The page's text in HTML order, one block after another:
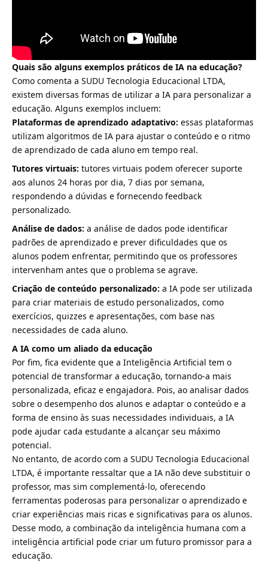
Quais são alguns exemplos práticos de IA na educação?
Como comenta a SUDU Tecnologia Educacional LTDA,
existem diversas formas de utilizar a IA para personalizar a
educação. Alguns exemplos incluem:
Plataformas de aprendizado adaptativo: essas plataformas
utilizam algoritmos de IA para ajustar o conteúdo e o ritmo
de aprendizado de cada aluno em tempo real.
Tutores virtuais: tutores virtuais podem oferecer suporte
aos alunos 24 horas por dia, 7 dias por semana,
respondendo a dúvidas e fornecendo feedback
personalizado.
Análise de dados: a análise de dados pode identificar
padrões de aprendizado e prever dificuldades que os
alunos podem enfrentar, permitindo que os professores
intervenham antes que o problema se agrave.
Criação de conteúdo personalizado: a IA pode ser utilizada
para criar materiais de estudo personalizados, como
exercícios, quizzes e apresentações, com base nas
necessidades de cada aluno.
A IA como um aliado da educação
Por fim, fica evidente que a Inteligência Artificial tem o
potencial de transformar a educação, tornando-a mais
personalizada, eficaz e engajadora. Pois, ao analisar dados
sobre o desempenho dos alunos e adaptar o conteúdo e a
forma de ensino às suas necessidades individuais, a IA
pode ajudar cada estudante a alcançar seu máximo
potencial.
No entanto, de acordo com a SUDU Tecnologia Educacional
LTDA, é importante ressaltar que a IA não deve substituir o
professor, mas sim complementá-lo, oferecendo
ferramentas poderosas para personalizar o aprendizado e
criar experiências mais ricas e significativas para os alunos.
Desse modo, a combinação da inteligência humana com a
inteligência artificial pode criar um futuro promissor para a
educação.